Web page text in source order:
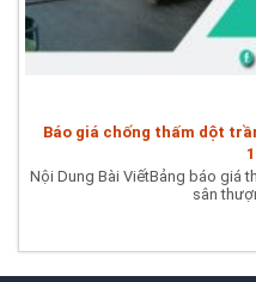
Báo giá chống thấm dột
Nội Dung Bài ViếtBảng báo giá
sân